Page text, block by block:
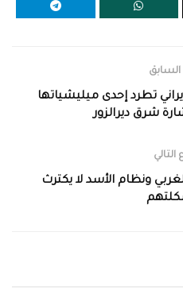
تطرد إحدى ميليشياتها
شرق ديرالزور
ونظام الأسد لا يكترث